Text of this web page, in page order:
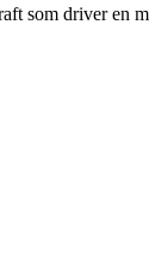
som driver en